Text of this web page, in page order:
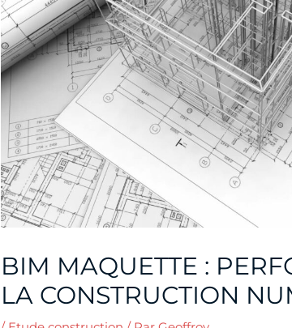
BIM MAQUETTE :
LA CONSTRUCTION